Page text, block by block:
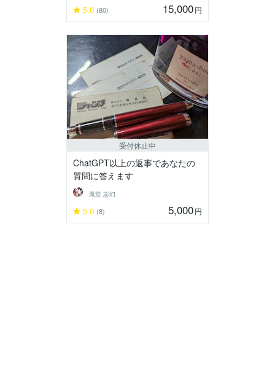
5.0 (80) 15,000円
受付休止中
ChatGPT以上の返事であなたの
質問に答えます
鳳堂 志幻
5.0 (8) 5,000円